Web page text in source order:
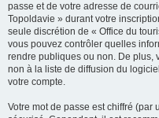
passe et de votre adresse de
Topoldavie » durant votre
seule discrétion de « Office du
vous pouvez contrôler quelles
rendre publiques ou non. De plus,
non à la liste de diffusion du
votre compte.
Votre mot de passe est chiffré (par